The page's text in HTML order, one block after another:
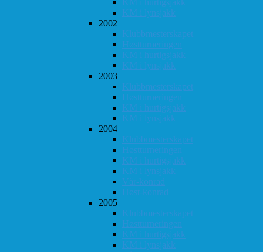
KM i lynsjakk
2002
Klubbmesterskapet
Høstturneringen
KM i hurtigsjakk
KM i lynsjakk
2003
Klubbmesterskapet
Høstturneringen
KM i hurtigsjakk
KM i lynsjakk
2004
Klubbmesterskapet
Høstturneringen
KM i hurtigsjakk
KM i lynsjakk
Vår-konrad
Høst-konrad
2005
Klubbmesterskapet
Høstturneringen
KM i hurtigsjakk
KM i lynsjakk